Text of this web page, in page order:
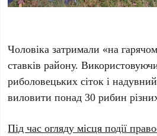
Чоловіка затримали «на
ставків району.
риболовецьких сіток і
виловити понад 30 рибин
Під час огляду місця події